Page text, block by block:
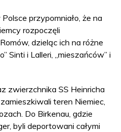
przypomniało, że na
rozpoczęli
dzieląc ich na różne
Sinti i Lalleri, „mieszańców” i
zwierzchnika SS Heinricha
teren Niemiec,
Do Birkenau, gdzie
byli deportowani całymi